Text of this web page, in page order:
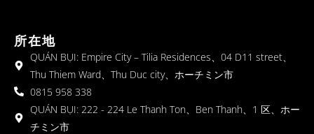
所在地
QUÁN BỤI: Empire City – Tilia Residences、04 D11 street、
Thu Thiem Ward、Thu Duc city、ホーチミン市
0815 958 338
QUÁN BỤI: 222 - 224 Le Thanh Ton、Ben Thanh、1 区、ホー
チミン市